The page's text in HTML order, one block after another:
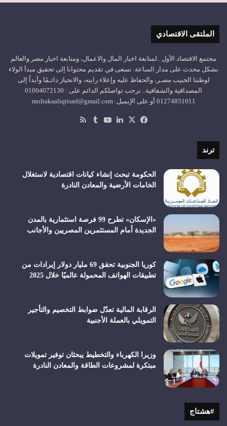
الملتقى الاقتصادي
مجتمع الاقتصاد الأول ..لمتابعة اخبار المال والاعمال، ومتابعة اخبار مصر والعالم
بشكل محدث على مدار الساعة. نسعى في تقديم محتوانا إلى تحقيق مبدأ الولاء
لوطننا الحبيب مصـر، والحفاظ عليه وإعلاء رايته، والانحياز دائـمًا وأبداً إلى
المصداقية والشفافية.. نرحب تواصلكم الدائم على : 01004072130
01274851011 أو على الإيميل: moltakaaliqtisad@gmail.com
فيسبوك
‫X لينكدإن‫YouTube
ترند
الحكومة تبحث إنشاء كيانات اقتصادية لاستغلال
الخامات الأرضية والمعادن النادرة
«الإسكان» تطرح 99 فرصة استثمارية بالمدن
الجديدة أمام المستثمرين المصريين والأجانب
كوريا الجنوبية تحقق 69 مليار دولار إيرادات من
تطبيقات الهواتف المحمولة عالميًا خلال 2025
الرقابة المالية تعدّل ضوابط التخصيم والتأجير
التمويلي بالعملة الأجنبية
وزيرا الكهرباء والتخطيط يبحثان توفير تمويلات
مبتكرة لمشروعات الطاقة والمعادن النادرة
#هشتاج